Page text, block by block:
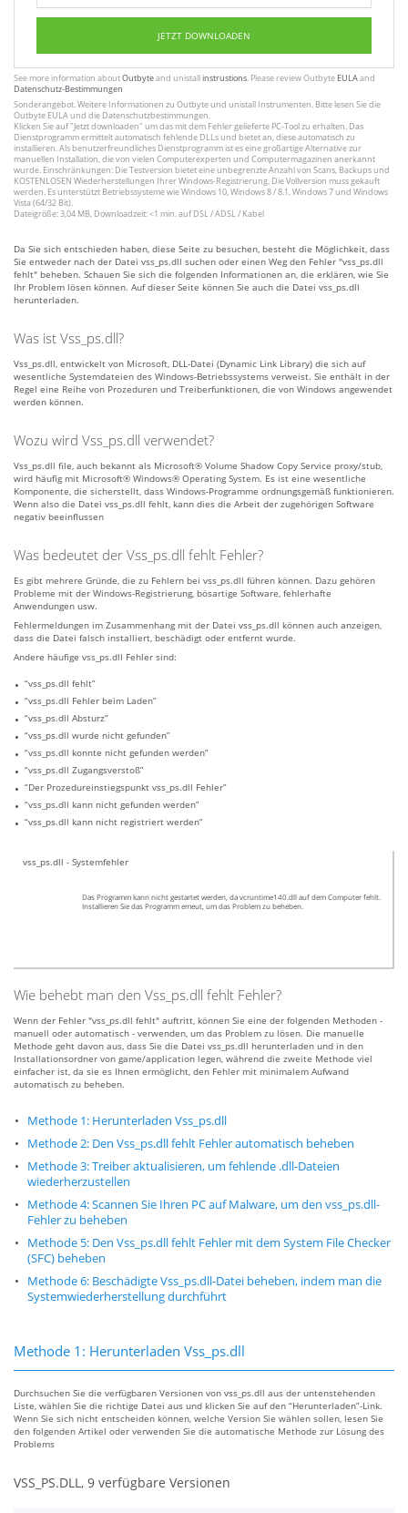
JETZT DOWNLOADEN
See more information aboutOutbyteand unistallinstrustions. Please review Outbyte EULAand
Datenschutz-Bestimmungen
Sonderangebot. Weitere Informationen zu Outbyteund unistall Instrumenten. Bitte lesen Sie die
Outbyte EULAund die Datenschutzbestimmungen.
Klicken Sie auf"Jetzt downloaden" um das mit dem Fehler gelieferte PC-Tool zu erhalten. Das
Dienstprogramm ermittelt automatisch fehlende DLLs und bietet an, diese automatisch zu
installieren. Als benutzerfreundliches Dienstprogramm ist es eine großartige Alternative zur
manuellen Installation, die von vielen Computerexperten und Computermagazinen anerkannt
wurde. Einschränkungen: Die Testversion bietet eine unbegrenzte Anzahl von Scans, Backups und
KOSTENLOSEN Wiederherstellungen Ihrer Windows-Registrierung. Die Vollversion muss gekauft
werden. Es unterstützt Betriebssysteme wie Windows 10, Windows 8 / 8.1, Windows 7 und Windows
Vista (64/32 Bit).
Dateigröße: 3,04 MB, Downloadzeit: <1 min. auf DSL / ADSL / Kabel
Da Sie sich entschieden haben, diese Seite zu besuchen, besteht die Möglichkeit, dass
Sie entweder nach der Datei vss_ps.dll suchen oder einen Weg den Fehler "vss_ps.dll
fehlt" beheben. Schauen Sie sich die folgenden Informationen an, die erklären, wie Sie
Ihr Problem lösen können. Auf dieser Seite können Sie auch die Datei vss_ps.dll
herunterladen.
Was ist Vss_ps.dll?
Vss_ps.dll, entwickelt von Microsoft, DLL-Datei (Dynamic Link Library) die sich auf
wesentliche Systemdateien des Windows-Betriebssystems verweist. Sie enthält in der
Regel eine Reihe von Prozeduren und Treiberfunktionen, die von Windows angewendet
werden können.
Wozu wird Vss_ps.dll verwendet?
Vss_ps.dll file, auch bekannt als Microsoft® Volume Shadow Copy Service proxy/stub,
wird häufig mit Microsoft® Windows® Operating System. Es ist eine wesentliche
Komponente, die sicherstellt, dass Windows-Programme ordnungsgemäß funktionieren.
Wenn also die Datei vss_ps.dll fehlt, kann dies die Arbeit der zugehörigen Software
negativ beeinflussen
Was bedeutet der Vss_ps.dll fehlt Fehler?
Es gibt mehrere Gründe, die zu Fehlern bei vss_ps.dll führen können. Dazu gehören
Probleme mit der Windows-Registrierung, bösartige Software, fehlerhafte
Anwendungen usw.
Fehlermeldungen im Zusammenhang mit der Datei vss_ps.dll können auch anzeigen,
dass die Datei falsch installiert, beschädigt oder entfernt wurde.
Andere häufige vss_ps.dll Fehler sind:
“vss_ps.dll fehlt”
“vss_ps.dll Fehler beim Laden”
“vss_ps.dll Absturz”
“vss_ps.dll wurde nicht gefunden”
“vss_ps.dll konnte nicht gefunden werden”
“vss_ps.dll Zugangsverstoß”
“Der Prozedureinstiegspunkt vss_ps.dll Fehler”
“vss_ps.dll kann nicht gefunden werden”
“vss_ps.dll kann nicht registriert werden”
vss_ps.dll - Systemfehler
Das Programm kann nicht gestartet werden, da vcruntime140.dll auf dem Computer fehlt.
Installieren Sie das Programm emeut, um das Problem zu beheben.
Wie behebt man den Vss_ps.dll fehlt Fehler?
Wenn der Fehler "vss_ps.dll fehlt" auftritt, können Sie eine der folgenden Methoden -
manuell oder automatisch - verwenden, um das Problem zu lösen. Die manuelle
Methode geht davon aus, dass Sie die Datei vss_ps.dll herunterladen und in den
Installationsordner von game/application legen, während die zweite Methode viel
einfacher ist, da sie es Ihnen ermöglicht, den Fehler mit minimalem Aufwand
automatisch zu beheben.
Methode 1: Herunterladen Vss_ps.dll
Methode 2: Den Vss_ps.dll fehlt Fehler automatisch beheben
Methode 3: Treiber aktualisieren, um fehlende .dll-Dateien
wiederherzustellen
Methode 4: Scannen Sie Ihren PC auf Malware, um den vss_ps.dll-
Fehler zu beheben
Methode 5: Den Vss_ps.dll fehlt Fehler mit dem System File Checker
(SFC) beheben
Methode 6: Beschädigte Vss_ps.dll-Datei beheben, indem man die
Systemwiederherstellung durchführt
Methode 1: Herunterladen Vss_ps.dll
Durchsuchen Sie die verfügbaren Versionen von vss_ps.dll aus der untenstehenden
Liste, wählen Sie die richtige Datei aus und klicken Sie auf den “Herunterladen”-Link.
Wenn Sie sich nicht entscheiden können, welche Version Sie wählen sollen, lesen Sie
den folgenden Artikel oder verwenden Sie die automatische Methode zur Lösung des
Problems
VSS_PS.DLL, 9 verfügbare Versionen